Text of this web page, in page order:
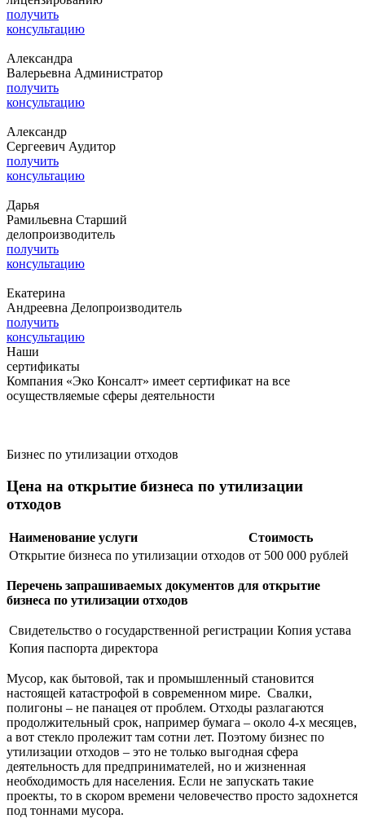
получить
консультацию
Александра
Валерьевна Администратор
получить
консультацию
Александр
Сергеевич Аудитор
получить
консультацию
Дарья
Рамильевна Старший
делопроизводитель
получить
консультацию
Екатерина
Андреевна Делопроизводитель
получить
консультацию
Наши
сертификаты
Компания «Эко Консалт» имеет сертификат на все
осуществляемые сферы деятельности
Бизнес по утилизации отходов
Цена на открытие бизнеса по утилизации
отходов
Наименование услуги
Стоимость
Открытие бизнеса по утилизации отходов от 500 000 рублей
Перечень запрашиваемых документов для открытие
бизнеса по утилизации отходов
Свидетельство о государственной регистрации Копия устава
Копия паспорта директора
Мусор, как бытовой, так и промышленный становится
настоящей катастрофой в современном мире. Свалки,
полигоны – не панацея от проблем. Отходы разлагаются
продолжительный срок, например бумага – около 4-х месяцев,
а вот стекло пролежит там сотни лет. Поэтому бизнес по
утилизации отходов – это не только выгодная сфера
деятельность для предпринимателей, но и жизненная
необходимость для населения. Если не запускать такие
проекты, то в скором времени человечество просто задохнется
под тоннами мусора.